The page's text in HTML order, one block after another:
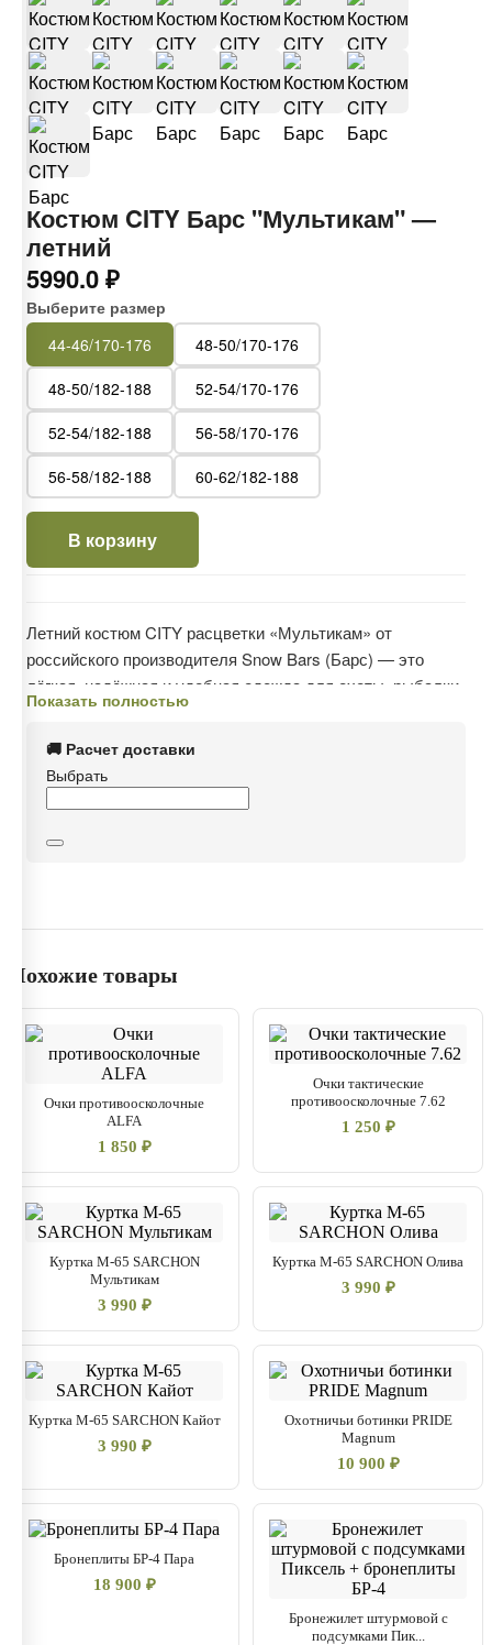
Костюм CITY Барс "Мультикам" —
летний
5990.0 ₽
Выберите размер
44-46/170-176
48-50/170-176
48-50/182-188
52-54/170-176
52-54/182-188
56-58/170-176
56-58/182-188
60-62/182-188
В корзину
Летний костюм CITY расцветки «Мультикам» от
российского производителя Snow Bars (Барс) — это
лёгкая, надёжная и удобная одежда для охоты, рыбалки,
туризма и повседневной носки. Выполнен из прочного
твила с влагозащитной пропиткой, не продувается и
защищает от укусов насекомых, солнца и повреждений в
лесной местности.
Показать полностью
🚚 Расчет доставки
Выбрать
Похожие товары
Очки противоосколочные
ALFA
1 850 ₽
Очки тактические
противоосколочные 7.62
1 250 ₽
Куртка М-65 SARCHON
Мультикам
3 990 ₽
Куртка М-65 SARCHON Олива
3 990 ₽
Куртка М-65 SARCHON Кайот
3 990 ₽
Охотничьи ботинки PRIDE
Magnum
10 900 ₽
Бронеплиты БР-4 Пара
18 900 ₽
Бронежилет штурмовой с
подсумками Пик...